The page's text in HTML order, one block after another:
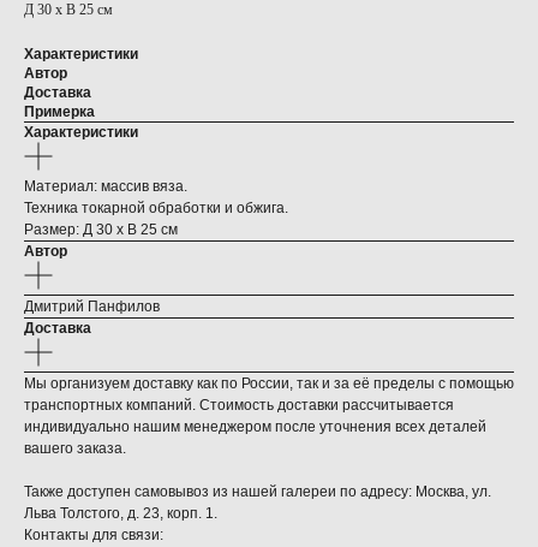
Д 30 х В 25 см
Характеристики
Автор
Доставка
Примерка
Характеристики
Материал: массив вяза.
Техника токарной обработки и обжига.
Размер: Д 30 х В 25 см
Автор
Дмитрий Панфилов
Доставка
Мы организуем доставку как по России, так и за её пределы с помощью
транспортных компаний. Стоимость доставки рассчитывается
индивидуально нашим менеджером после уточнения всех деталей
вашего заказа.
Также доступен самовывоз из нашей галереи по адресу: Москва, ул.
Льва Толстого, д. 23, корп. 1.
Контакты для связи: